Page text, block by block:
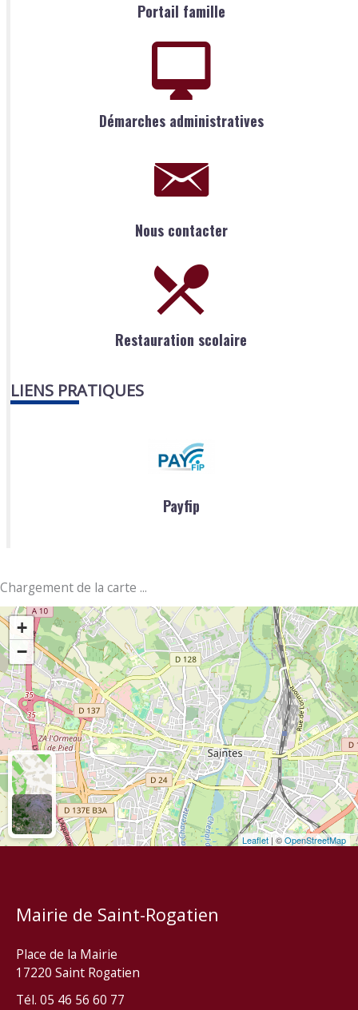
Portail famille
Démarches administratives
Nous contacter
Restauration scolaire
LIENS PRATIQUES
Payfip
Chargement de la carte ...
+
−
Leaflet | ©OpenStreetMap
Mairie de Saint-Rogatien
Place de la Mairie
17220 Saint Rogatien
Tél. 05 46 56 60 77